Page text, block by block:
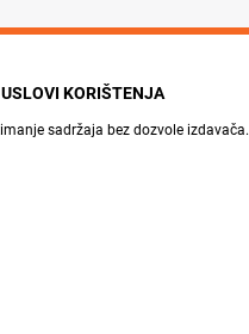
USLOVI KORIŠTENJA
sadržaja bez dozvole izdavača.